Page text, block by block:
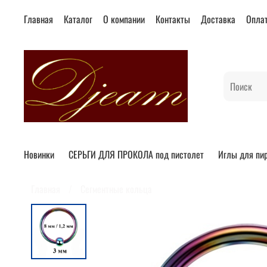
Главная Каталог О компании Контакты Доставка
Новинки СЕРЬГИ ДЛЯ ПРОКОЛА под пистолет Иглы для